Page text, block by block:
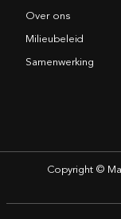
Over ons
Milieubeleid
Samenwerking
Copyright ©